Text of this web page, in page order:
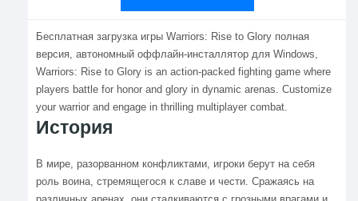
Бесплатная загрузка игры Warriors: Rise to Glory полная
версия, автономный оффлайн-инсталлятор для Windows,
Warriors: Rise to Glory is an action-packed fighting game where
players battle for honor and glory in dynamic arenas. Customize
your warrior and engage in thrilling multiplayer combat.
История
В мире, разорванном конфликтами, игроки берут на себя
роль воина, стремящегося к славе и чести. Сражаясь на